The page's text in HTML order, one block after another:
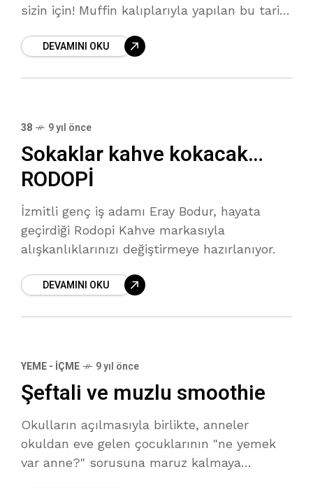
sizin için! Muffin kalıplarıyla yapılan bu tarif
alternatif olabilir.
DEVAMINI OKU
38 9 yıl önce
Sokaklar kahve kokacak…
RODOPİ
İzmitli genç iş adamı Eray Bodur, hayata
geçirdiği Rodopi Kahve markasıyla
alışkanlıklarınızı değiştirmeye hazırlanıyor.
DEVAMINI OKU
YEME - İÇME 9 yıl önce
Şeftali ve muzlu smoothie
Okulların açılmasıyla birlikte, anneler
okuldan eve gelen çocuklarının "ne yemek
var anne?" sorusuna maruz kalmaya